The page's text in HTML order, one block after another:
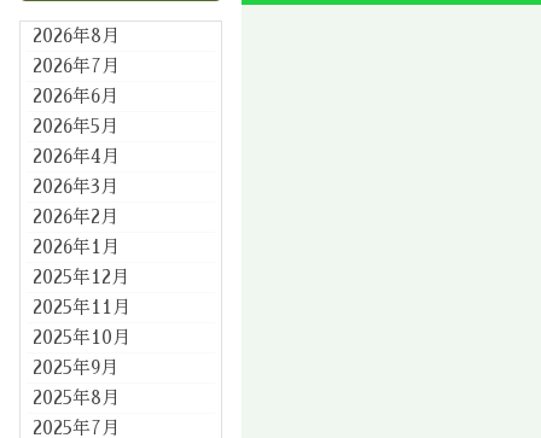
2026年8月
2026年7月
2026年6月
2026年5月
2026年4月
2026年3月
2026年2月
2026年1月
2025年12月
2025年11月
2025年10月
2025年9月
2025年8月
2025年7月